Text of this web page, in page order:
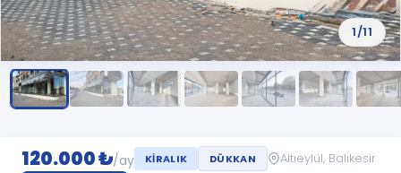
1/11
120.000 ₺/ay KIRALIK DÜKKAN
Altıeylül, Balıkesir